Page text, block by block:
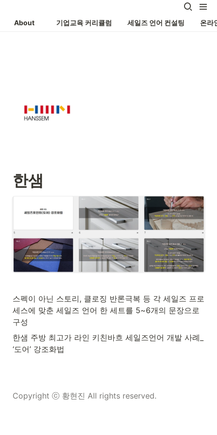
About 기업교육 커리큘럼 세일즈 언어 컨설팅 온라
한샘
스펙이 아닌 스토리, 클로징 반론극복 등 각 세일즈 프로
세스에 맞춘 세일즈 언어 한 세트를 5~6개의 문장으로
구성
한샘 주방 최고가 라인 키친바흐 세일즈언어 개발 사례_
‘도어’ 강조화법
Copyright ⓒ 황현진 All rights reserved.